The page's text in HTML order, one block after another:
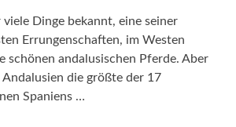
Dinge bekannt, eine seiner
Errungenschaften, im Westen
schönen andalusischen Pferde. Aber
Andalusien die größte der 17
Spaniens …